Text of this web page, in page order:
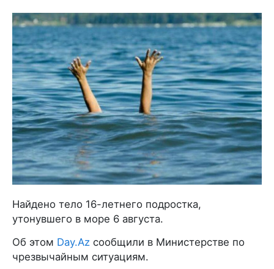
Найдено тело 16-летнего подростка,
утонувшего в море 6 августа.
Об этом Day.Az сообщили в Министерстве по
чрезвычайным ситуациям.